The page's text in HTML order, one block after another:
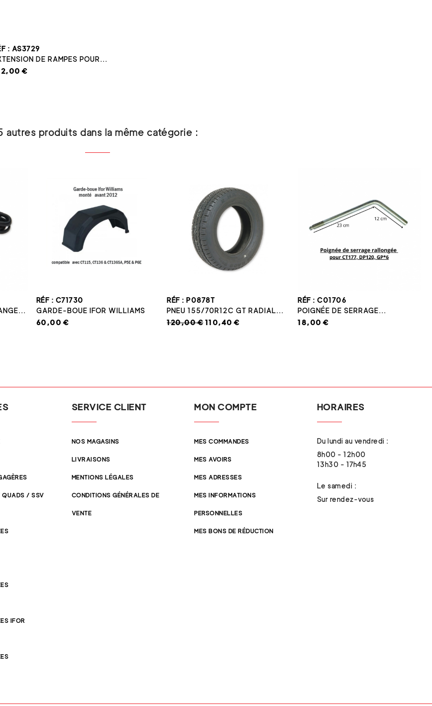
: AS3729
DE RAMPES POUR...
€
autres produits dans la même catégorie :
RÉF : C71730
GARDE-BOUE IFOR WILLIAMS
60,00 €
RÉF : P0878T
PNEU 155/70R12C GT RADIAL...
120,00 € 110,40 €
RÉF : C01706
POIGNÉE DE SERRAGE...
18,00 €
QUADS / SSV
IFOR
SERVICE CLIENT
NOS MAGASINS
LIVRAISONS
MENTIONS LÉGALES
CONDITIONS GÉNÉRALES DE
VENTE
MON COMPTE
MES COMMANDES
MES AVOIRS
MES ADRESSES
MES INFORMATIONS
PERSONNELLES
MES BONS DE RÉDUCTION
HORAIRES
Du lundi au vendredi :
8h00 - 12h00
13h30 - 17h45
Le samedi :
Sur rendez-vous